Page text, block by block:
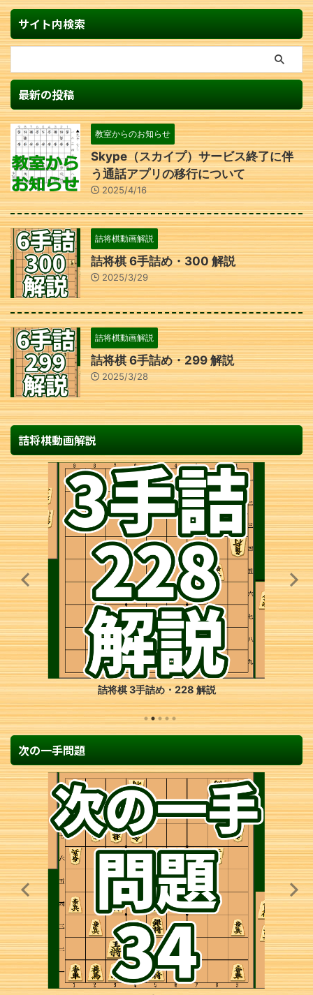
サイト内検索
最新の投稿
教室からのお知らせ
Skype（スカイプ）サービス終了に伴
う通話アプリの移行について
2025/4/16
詰将棋動画解説
詰将棋 6手詰め・300 解説
2025/3/29
詰将棋動画解説
詰将棋 6手詰め・299 解説
2025/3/28
詰将棋動画解説
詰将棋 3手詰め・228 解説
次の一手問題